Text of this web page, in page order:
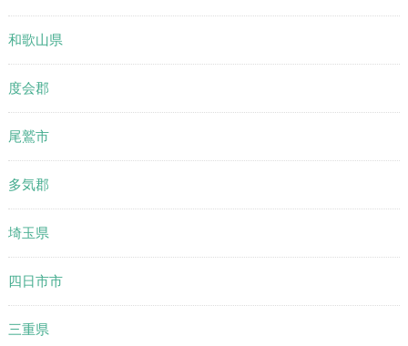
和歌山県
度会郡
尾鷲市
多気郡
埼玉県
四日市市
三重県